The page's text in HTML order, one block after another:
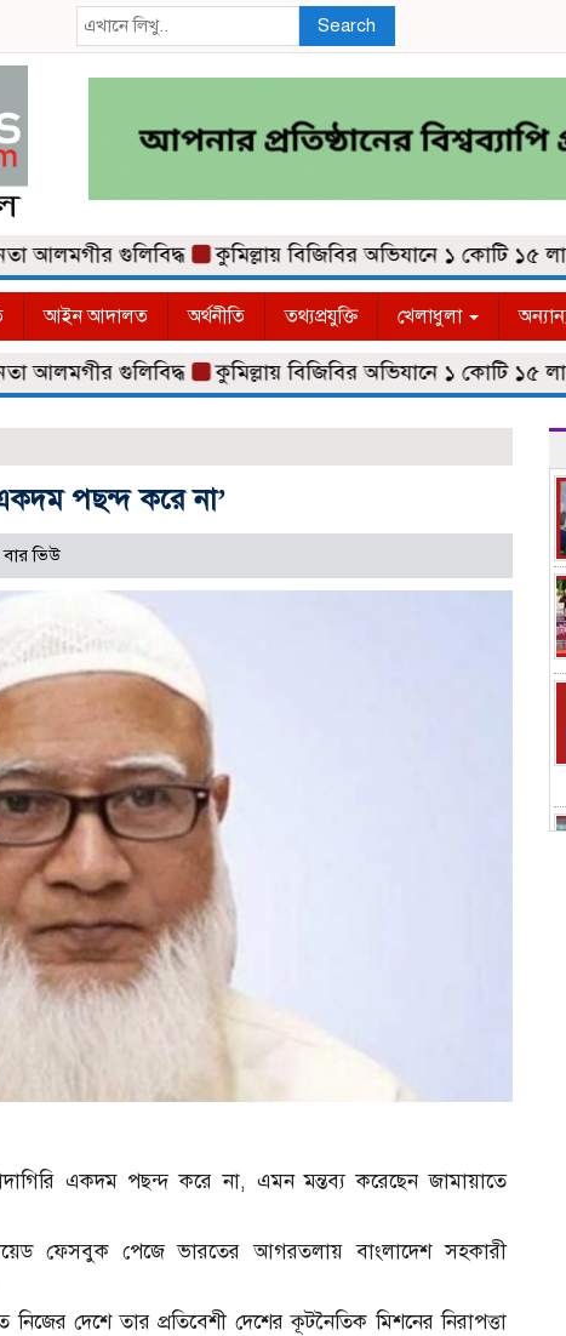
Search
আলমগীর গুলিবিদ্ধ কুমিল্লায় বিজিবির অভিযানে ১ কোটি ১৫ লাখ
আইন আদালত অর্থনীতি তথ্যপ্রযুক্তি খেলাধুলা
আলমগীর গুলিবিদ্ধ কুমিল্লায় বিজিবির অভিযানে ১ কোটি ১৫ লাখ
পছন্দ করে না’
ভিউ
একদম পছন্দ করে না, এমন মন্তব্য করেছেন জামায়াতে
ফেসবুক পেজে ভারতের আগরতলায় বাংলাদেশ সহকারী
দেশে তার প্রতিবেশী দেশের কূটনৈতিক মিশনের নিরাপত্তা